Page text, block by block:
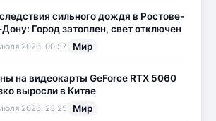
сильного дождя в Ростове-
Город затоплен, свет отключен
2026, 00:57 Мир
на видеокарты GeForce RTX 5060
выросли в Китае
2026, 23:25 Мир